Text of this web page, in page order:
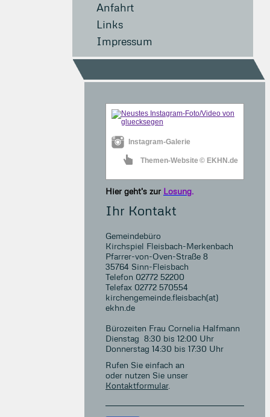
Anfahrt
Links
Impressum
Instagram-Galerie
Themen-Website © EKHN.de
Hier geht's zur Losung.
Ihr Kontakt
Gemeindebüro
Kirchspiel Fleisbach-Merkenbach
Pfarrer-von-Oven-Straße 8
35764 Sinn-Fleisbach
Telefon 02772 52200
Telefax 02772 570554
kirchengemeinde.fleisbach(at)
ekhn.de
Bürozeiten Frau Cornelia Halfmann
Dienstag 8:30 bis 12:00 Uhr
Donnerstag 14:30 bis 17:30 Uhr
Rufen Sie einfach an
oder nutzen Sie unser
Kontaktformular.